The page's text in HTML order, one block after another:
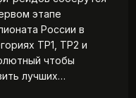
этапе
России в
ТР1, ТР2 и
чтобы
лучших…